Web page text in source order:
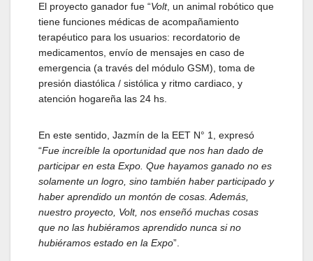
El proyecto ganador fue “Volt, un animal robótico que
tiene funciones médicas de acompañamiento
terapéutico para los usuarios: recordatorio de
medicamentos, envío de mensajes en caso de
emergencia (a través del módulo GSM), toma de
presión diastólica / sistólica y ritmo cardiaco, y
atención hogareña las 24 hs.
En este sentido, Jazmín de la EET N° 1, expresó
“Fue increíble la oportunidad que nos han dado de
participar en esta Expo. Que hayamos ganado no es
solamente un logro, sino también haber participado y
haber aprendido un montón de cosas. Además,
nuestro proyecto, Volt, nos enseñó muchas cosas
que no las hubiéramos aprendido nunca si no
hubiéramos estado en la Expo”.